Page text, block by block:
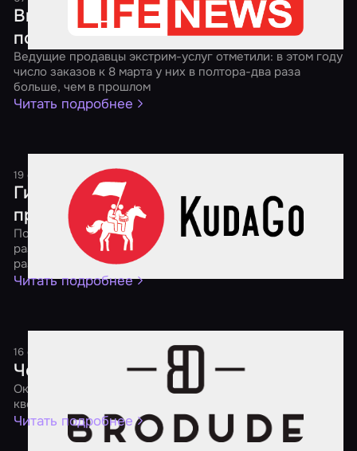
Вместо цветов — избить мужа. Какие
подарки в тренде на 8 Марта
Ведущие продавцы экстрим-услуг отметили: в этом году
число заказов к 8 марта у них в полтора-два раза
больше, чем в прошлом
Читать подробнее
19 сентября 20161 минута
Гид по квестам: выбираем
приключение мечты
Портал KudaGo.com вместе с "Миром Квестов"
разберется в многообразии видов подобного
развлечения
Читать подробнее
16 сентября 2016
Чем заняться на выходных
Окажись внутри фильма ужасов и поработай мозгами в
квесте
Читать подробнее